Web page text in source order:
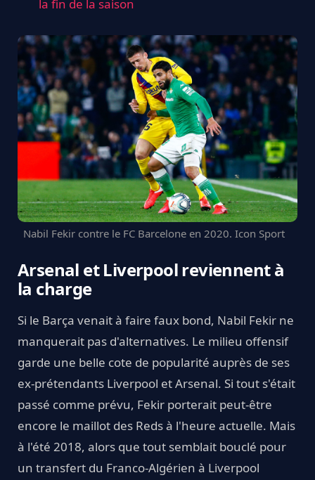
la fin de la saison
Nabil Fekir contre le FC Barcelone en 2020. Icon Sport
Arsenal et Liverpool reviennent à
la charge
Si le Barça venait à faire faux bond, Nabil Fekir ne
manquerait pas d'alternatives. Le milieu offensif
garde une belle cote de popularité auprès de ses
ex-prétendants Liverpool et Arsenal. Si tout s'était
passé comme prévu, Fekir porterait peut-être
encore le maillot des Reds à l'heure actuelle. Mais
à l'été 2018, alors que tout semblait bouclé pour
un transfert du Franco-Algérien à Liverpool